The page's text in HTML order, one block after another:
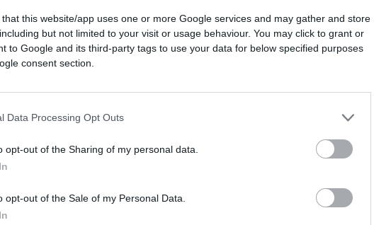
that this website/app uses one or more Google services and may gather and store
but not limited to your visit or usage behaviour. You may click to grant or
to Google and its third-party tags to use your data for below specified purposes
consent section.
Data Processing Opt Outs
opt-out of the Sharing of my personal data.
opt-out of the Sale of my Personal Data.
Canva.com
CLICCA QUI
della Seraracconta poco nonostante abbia
di pagine, basta un pezzullo di